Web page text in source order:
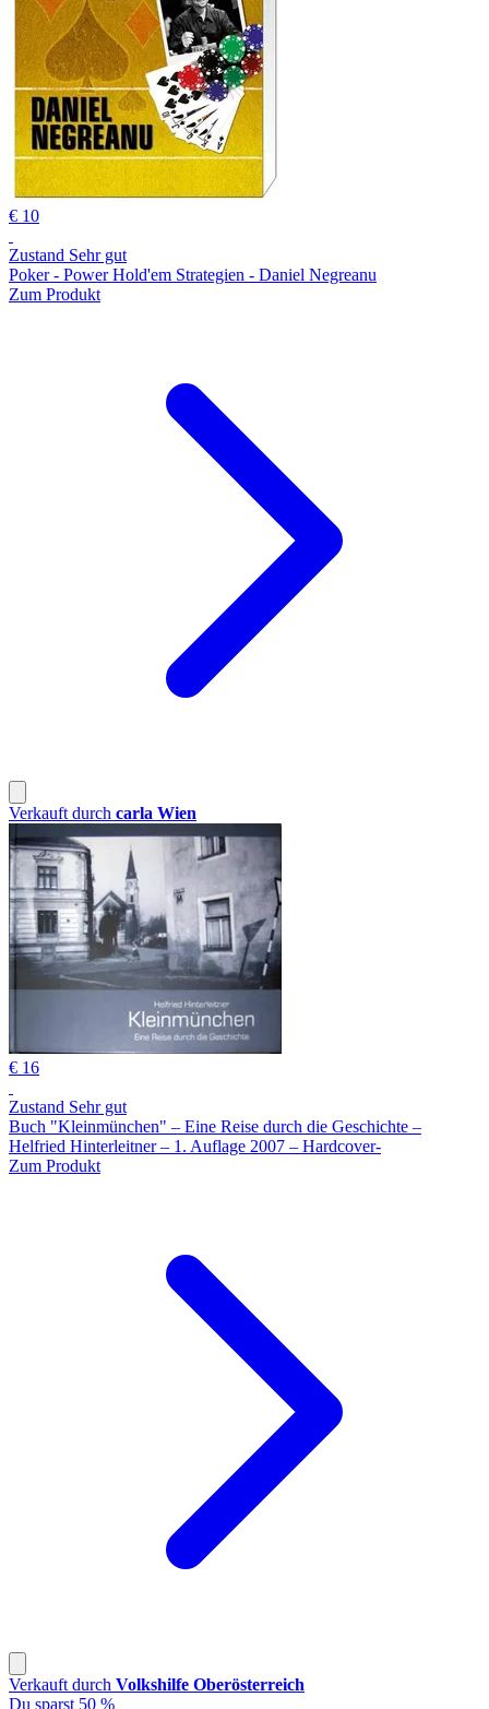
€ 10
Zustand Sehr gut
Poker - Power Hold'em Strategien - Daniel Negreanu
Zum Produkt
Verkauft durch carla Wien
€ 16
Zustand Sehr gut
Buch "Kleinmünchen" – Eine Reise durch die Geschichte –
Helfried Hinterleitner – 1. Auflage 2007 – Hardcover-
Zum Produkt
Verkauft durch Volkshilfe Oberösterreich
Du sparst 50 %